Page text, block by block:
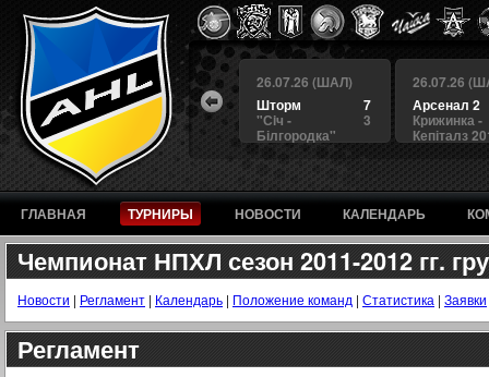
4
4
26.07.26 (ШАЛ)
3
БЕРКУТ
1
Альянс
26.07.26 (ШАЛ)
7
Шторм
3
"Сiч -
Білгородка"
26.07.26
Арсенал 2
Крижинка -
Кепіталз
ГЛАВНАЯ ТУРНИРЫ НОВОСТИ КАЛЕНДАРЬ
Чемпионат НПХЛ сезон 2011-2012 гг.
Новости | Регламент | Календарь | Положение команд | Статистика | Заявки
Регламент